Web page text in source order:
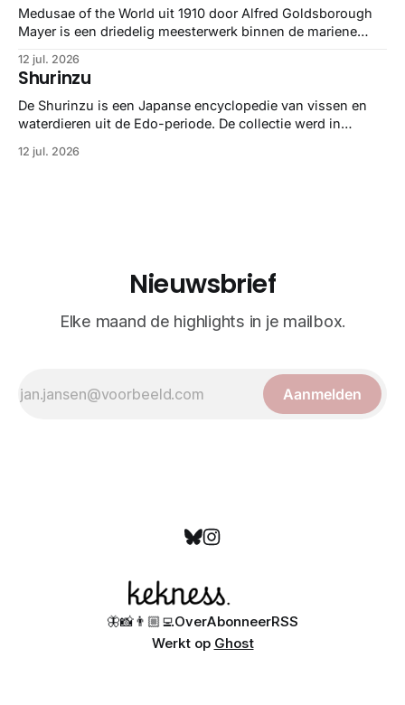
Medusae of the World uit 1910 door Alfred Goldsborough
Mayer is een driedelig meesterwerk binnen de mariene
gedetailleerd overzicht van kwallensoorten en hun
taxonomie. Het boek staat bekend om de combinatie van
strikte wetenschap met prachtige, handgetekende
illustraties en kleurendrukplaten van Mayer zelf.
12 jul. 2026
Shurinzu
De Shurinzu is een Japanse encyclopedie van vissen en
waterdieren uit de Edo-periode. De collectie werd in
bekend om verfijnde technieken en bijna driedimensionale
12 jul. 2026
Nieuwsbrief
Elke maand de highlights in je mailbox.
Aanmelden
🦋📸👨🏼‍💻OverAbonneerRSS
Werkt op Ghost